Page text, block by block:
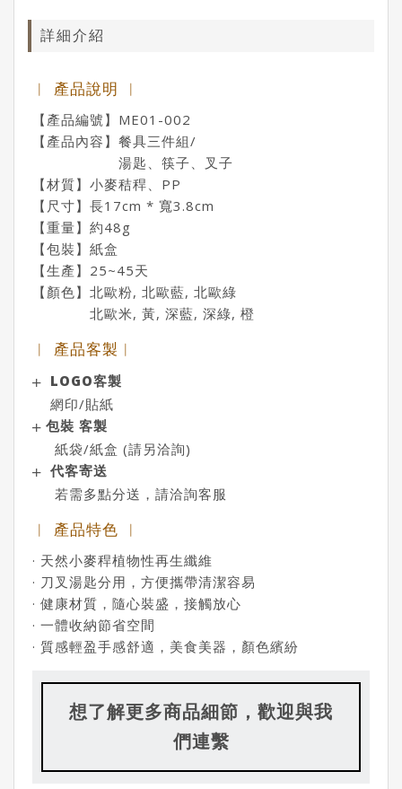
詳細介紹
︱ 產品說明 ︱
【產品編號】ME01-002
【產品內容】餐具三件組/
湯匙、筷子、叉子
【材質】小麥秸稈、PP
【尺寸】長17cm * 寬3.8cm
【重量】約48g
【包裝】紙盒
【生產】25~45天
【顏色】北歐粉, 北歐藍, 北歐綠
北歐米, 黃, 深藍, 深綠, 橙
︱ 產品客製︱
LOGO客製
網印/貼紙
包裝 客製
紙袋/紙盒 (請另洽詢)
代客寄送
若需多點分送，請洽詢客服
︱ 產品特色 ︱
· 天然小麥稈植物性再生纖維
· 刀叉湯匙分用，方便攜帶清潔容易
· 健康材質，隨心裝盛，接觸放心
· 一體收納節省空間
· 質感輕盈手感舒適，美食美器，顏色繽紛
想了解更多商品細節，歡迎與我
們連繫